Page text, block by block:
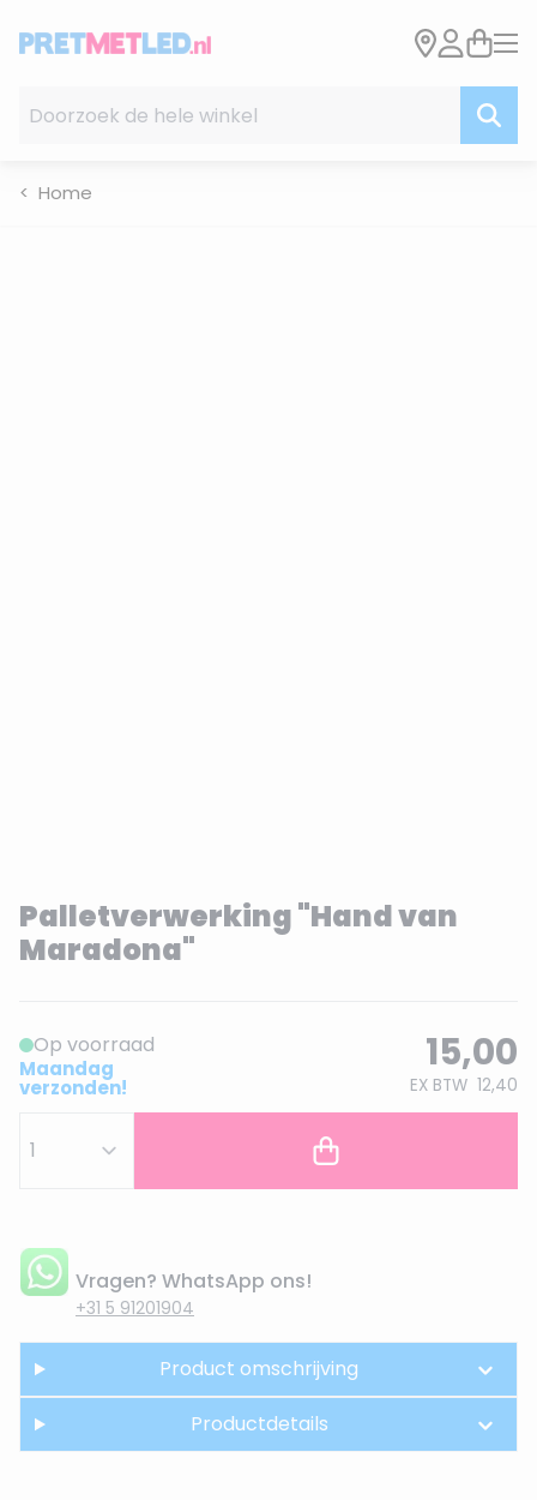
Home
Palletverwerking "Hand van
Maradona"
Op voorraad
Maandag
verzonden!
15,00
EX BTW 12,40
Vragen? WhatsApp ons!
+31 5 91201904
Product omschrijving
Productdetails